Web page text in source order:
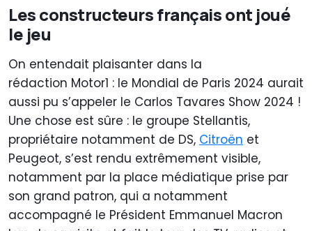
Les constructeurs français ont joué
le jeu
On entendait plaisanter dans la
rédaction Motor1 : le Mondial de Paris 2024 aurait
aussi pu s’appeler le Carlos Tavares Show 2024 !
Une chose est sûre : le groupe Stellantis,
propriétaire notamment de DS, Citroën et
Peugeot, s’est rendu extrêmement visible,
notamment par la place médiatique prise par
son grand patron, qui a notamment
accompagné le Président Emmanuel Macron